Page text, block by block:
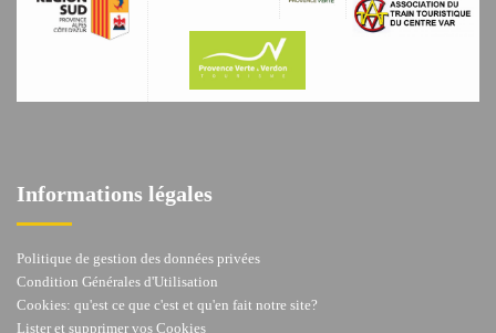
Informations légales
Politique de gestion des données privées
Condition Générales d'Utilisation
Cookies: qu'est ce que c'est et qu'en fait notre site?
Lister et supprimer vos Cookies